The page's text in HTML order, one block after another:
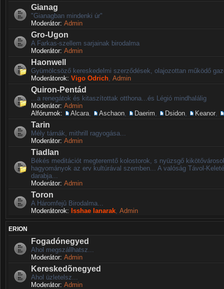
Gianag
"Gianagban mindenki úr"
Moderátor: Admin
Gro-Ugon
A Farkas-szellem sarjainak birodalma
Moderátor: Admin
Haonwell
Gyümölcsöző kereskedelmi szerződések, olajozottan működő
Moderátorok: Vigo Odrich Admin
Quiron-Pentád
...a renegátok és kitaszítottak otthona...és Légió mindhalálig
Moderátor: Admin
Alfórumok:
Alcara Aschaon Daerim Dsidon Keanor
Tarin
Mély tárnák, mithrill ragyogása...
Moderátor: Admin
Tiadlan
Békés meditációt megteremtő kolostorok, s nyüzsgő
hagyományok az erv kultúrával szemben... A valóság Távol-
darabja...
Moderátor: Admin
Toron
A Háromfejû Birodalma...
Moderátorok: Isshae Ianarak Admin
ERION
Fogadónegyed
Ahol megszállhatsz...
Moderátor: Admin
Kereskedõnegyed
Ahol üzletelsz...
Moderátor: Admin